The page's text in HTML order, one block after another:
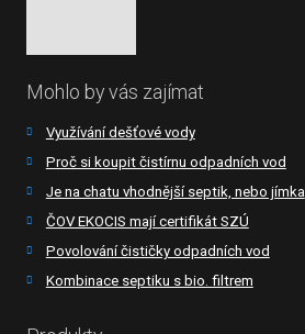
Mohlo by vás zajímat
Využívání dešťové vody
Proč si koupit čistírnu odpadních vod
Je na chatu vhodnější septik, nebo jímka
ČOV EKOCIS mají certifikát SZÚ
Povolování čističky odpadních vod
Kombinace septiku s bio. filtrem